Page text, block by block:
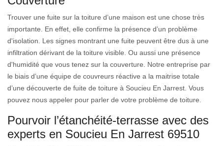
Trouver une fuite sur la toiture d’une maison est une chose très
importante. En effet, elle confirme la présence d’un problème
d'isolation. Les signes montrant une fuite peuvent être dus à une
infiltration dérivant de la toiture visible. Ou aussi une présence
d'humidité que vous tenez sur la couverture. Notre entreprise par
le biais d’une équipe de couvreurs réactive a la maitrise totale
d’une découverte de fuite de toiture à Soucieu En Jarrest. Vous
pouvez nous appeler pour parler de votre problème de toiture.
Pourvoir l’étanchéité-terrasse avec des
experts en Soucieu En Jarrest 69510